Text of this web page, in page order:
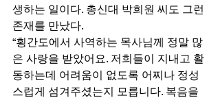
생하는 일이다. 총신대 박희원 씨도 그런
존재를 만났다.
“횡간도에서 사역하는 목사님께 정말 많
은 사랑을 받았어요. 저희들이 지내고 활
동하는데 어려움이 없도록 어찌나 정성
스럽게 섬겨주셨는지 모릅니다. 복음을